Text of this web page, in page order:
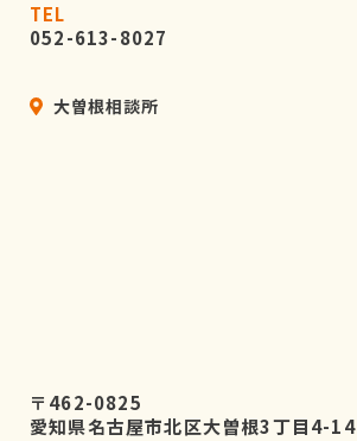
TEL
052-613-8027
大曽根相談所
〒462-0825
愛知県名古屋市北区大曽根3丁目4-14